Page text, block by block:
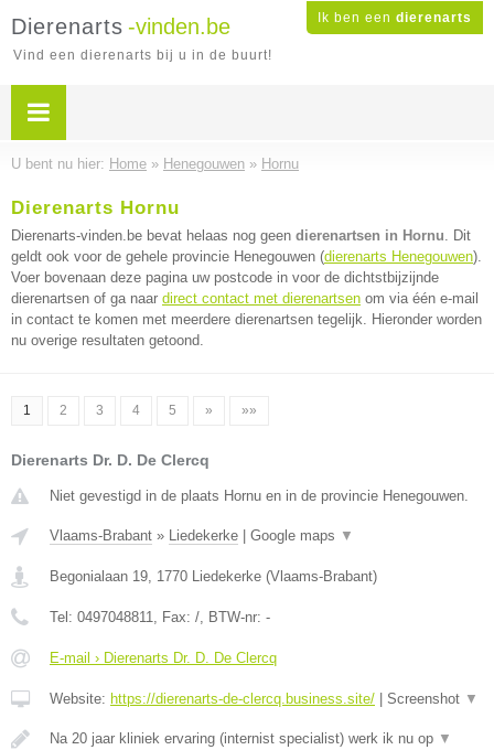
Ik ben een dierenarts
Dierenarts -vinden.be
Vind een dierenarts bij u in de buurt!
U bent nu hier: Home » Henegouwen » Hornu
Dierenarts Hornu
Dierenarts-vinden.be bevat helaas nog geen dierenartsen in Hornu. Dit
geldt ook voor de gehele provincie Henegouwen (dierenarts Henegouwen).
Voer bovenaan deze pagina uw postcode in voor de dichtstbijzijnde
dierenartsen of ga naar direct contact met dierenartsen om via één e-mail
in contact te komen met meerdere dierenartsen tegelijk. Hieronder worden
nu overige resultaten getoond.
1 2 3 4 5 » »»
Dierenarts Dr. D. De Clercq
Niet gevestigd in de plaats Hornu en in de provincie Henegouwen.
Vlaams-Brabant » Liedekerke Google maps ▼
Begonialaan 19, 1770 Liedekerke (Vlaams-Brabant)
Tel: 0497048811, Fax: /, BTW-nr: -
E-mail › Dierenarts Dr. D. De Clercq
Website: https://dierenarts-de-clercq.business.site/ Screenshot ▼
Na 20 jaar kliniek ervaring (internist specialist) werk ik nu op ▼